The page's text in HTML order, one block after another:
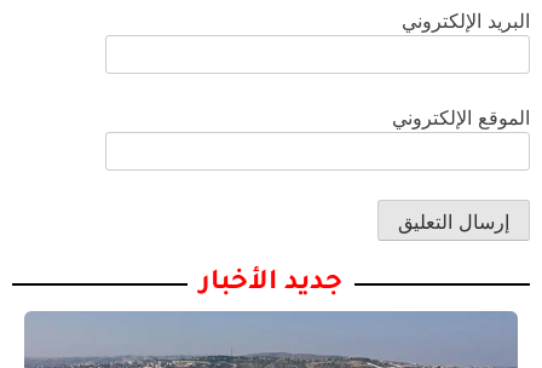
البريد الإلكتروني
الموقع الإلكتروني
جديد الأخبار